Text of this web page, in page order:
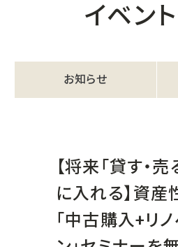
イベン
お知らせ
【将来「貸す・
に入れる】資産
「中古購入+リ